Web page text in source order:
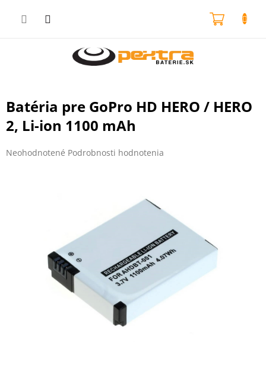
Batéria pre GoPro HD HERO / HERO
2, Li-ion 1100 mAh
Priemerné
Neohodnotené Podrobnosti hodnotenia